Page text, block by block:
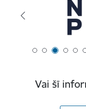
Vai šī